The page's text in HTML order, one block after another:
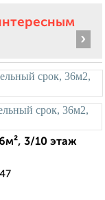
›
3/10 этаж